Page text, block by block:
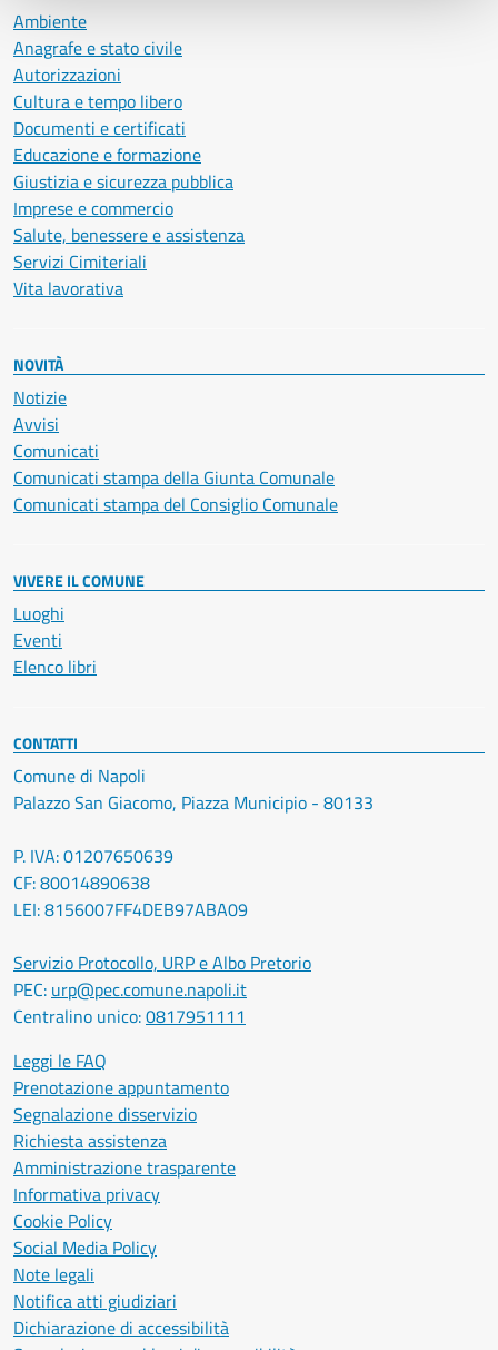
Ambiente
Anagrafe e stato civile
Autorizzazioni
Cultura e tempo libero
Documenti e certificati
Educazione e formazione
Giustizia e sicurezza pubblica
Imprese e commercio
Salute, benessere e assistenza
Servizi Cimiteriali
Vita lavorativa
NOVITÀ
Notizie
Avvisi
Comunicati
Comunicati stampa della Giunta Comunale
Comunicati stampa del Consiglio Comunale
VIVERE IL COMUNE
Luoghi
Eventi
Elenco libri
CONTATTI
Comune di Napoli
Palazzo San Giacomo, Piazza Municipio - 80133
P. IVA: 01207650639
CF: 80014890638
LEI: 8156007FF4DEB97ABA09
Servizio Protocollo, URP e Albo Pretorio
PEC: urp@pec.comune.napoli.it
Centralino unico:0817951111
Leggi le FAQ
Prenotazione appuntamento
Segnalazione disservizio
Richiesta assistenza
Amministrazione trasparente
Informativa privacy
Cookie Policy
Social Media Policy
Note legali
Notifica atti giudiziari
Dichiarazione di accessibilità